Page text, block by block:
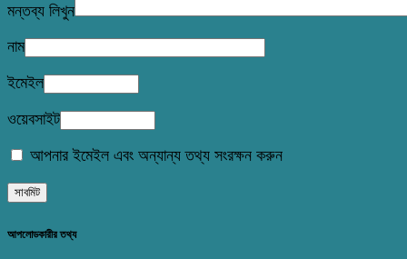
মন্তব্য লিখুন
নাম
ইমেইল
ওয়েবসাইট
আপনার ইমেইল এবং অন্যান্য তথ্য সংরক্ষন করুন
আপলোডকারীর তথ্য